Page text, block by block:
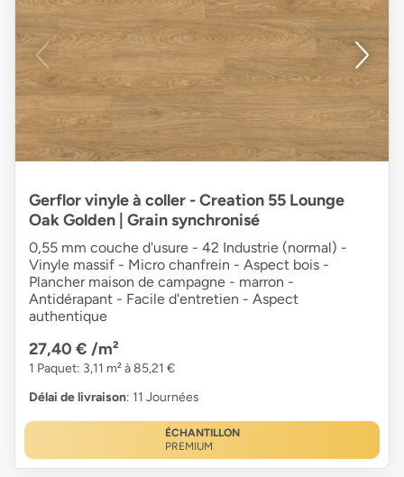
Gerflor vinyle à coller - Creation 55 Lounge
Oak Golden | Grain synchronisé
0,55 mm couche d'usure - 42 Industrie (normal) -
Vinyle massif - Micro chanfrein - Aspect bois -
Plancher maison de campagne - marron -
Antidérapant - Facile d'entretien - Aspect
authentique
27,40 € /m²
1 Paquet: 3,11 m² à 85,21 €
Délai de livraison: 11 Journées
ÉCHANTILLON
PREMIUM